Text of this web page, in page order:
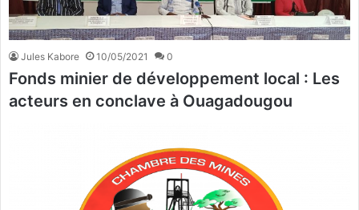
Jules Kabore 10/05/2021 0
Fonds minier de développement local : Les
acteurs en conclave à Ouagadougou